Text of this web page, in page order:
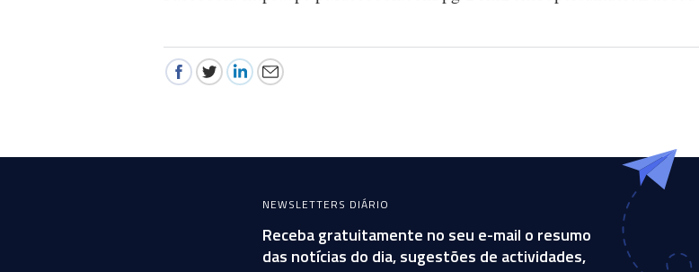
NEWSLETTERS DIÁRIO
Receba gratuitamente no seu e-mail o resumo
das notícias do dia, sugestões de actividades,